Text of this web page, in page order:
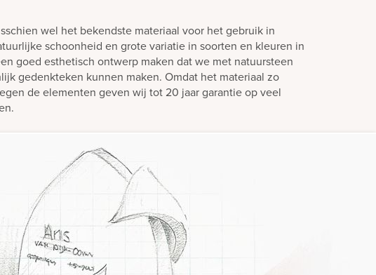
wel het bekendste materiaal voor het gebruik in
schoonheid en grote variatie in soorten en kleuren in
goed esthetisch ontwerp maken dat we met natuursteen
gedenkteken kunnen maken. Omdat het materiaal zo
de elementen geven wij tot 20 jaar garantie op veel